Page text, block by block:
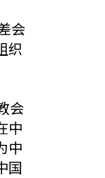
会
织
会
中
中
国